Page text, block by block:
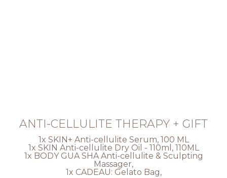
ANTI-CELLULITE THERAPY + GIFT
1x SKIN+ Anti-cellulite Serum, 100 ML
1x SKIN Anti-cellulite Dry Oil - 110ml, 110ML
1x BODY GUA SHA Anti-cellulite & Sculpting
Massager,
1x CADEAU: Gelato Bag,